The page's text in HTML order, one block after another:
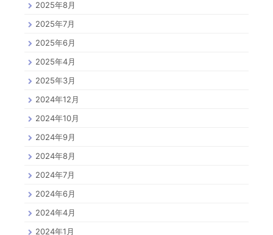
2025年8月
2025年7月
2025年6月
2025年4月
2025年3月
2024年12月
2024年10月
2024年9月
2024年8月
2024年7月
2024年6月
2024年4月
2024年1月